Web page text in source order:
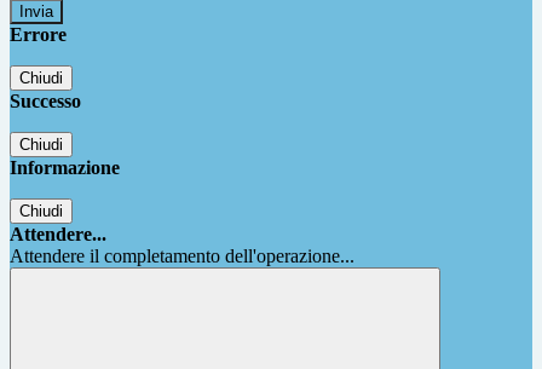
Errore
Chiudi
Successo
Chiudi
Informazione
Chiudi
Attendere...
Attendere il completamento dell'operazione...